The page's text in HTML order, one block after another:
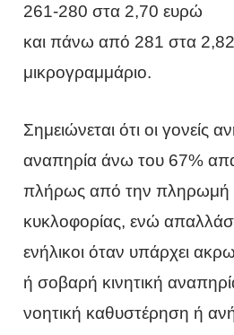
261-280 στα 2,70 ευρώ
και πάνω από 281 στα
μικρογραμμάριο.
Σημειώνεται ότι οι γονείς
αναπηρία άνω του 67%
πλήρως από την πληρωμή
κυκλοφορίας, ενώ
ενήλικοι όταν υπάρχει
ή σοβαρή κινητική
νοητική καθυστέρηση ή